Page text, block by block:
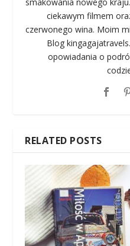
ciekawym filmem
czerwonego wina. Moim
Blog
opowiadania o
RELATED POSTS